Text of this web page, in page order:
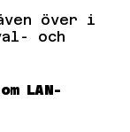
över i
och
LAN-